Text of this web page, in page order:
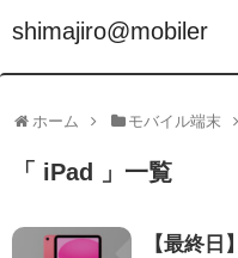
shimajiro@mobiler
ホーム モバイル端末
「 iPad 」一覧
【最終